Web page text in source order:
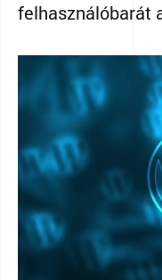
felhasználóbarát